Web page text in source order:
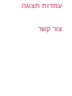
עמדות תצוגה
צור קשר